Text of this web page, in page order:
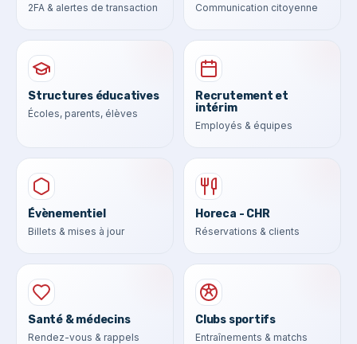
2FA & alertes de transaction Communication citoyenne
Structures éducatives
Écoles, parents, élèves
Recrutement et
intérim
Employés & équipes
Évènementiel
Billets & mises à jour
Horeca - CHR
Réservations & clients
Santé & médecins
Rendez-vous & rappels
Clubs sportifs
Entraînements & matchs